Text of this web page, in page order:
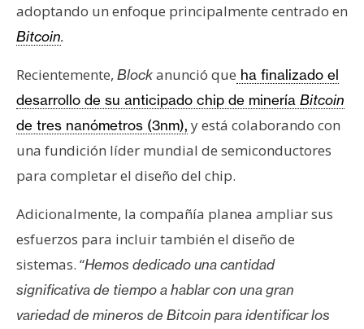
adoptando un enfoque principalmente centrado en
Bitcoin.
Recientemente, Blockanunció que ha finalizado el
desarrollo de su anticipado chip de minería Bitcoin
de tres nanómetros (3nm), y está colaborando con
una fundición líder mundial de semiconductores
para completar el diseño del chip.
Adicionalmente, la compañía planea ampliar sus
esfuerzos para incluir también el diseño de
sistemas. “Hemos dedicado una cantidad
significativa de tiempo a hablar con una gran
variedad de mineros de Bitcoin para identificar los